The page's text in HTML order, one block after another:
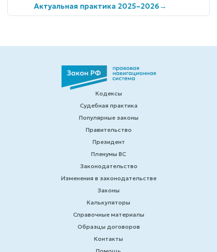
Актуальная практика 2025–2026→
Кодексы
Судебная практика
Популярные законы
Правительство
Президент
Пленумы ВС
Законодательство
Изменения в законодательстве
Законы
Калькуляторы
Справочные материалы
Образцы договоров
Контакты